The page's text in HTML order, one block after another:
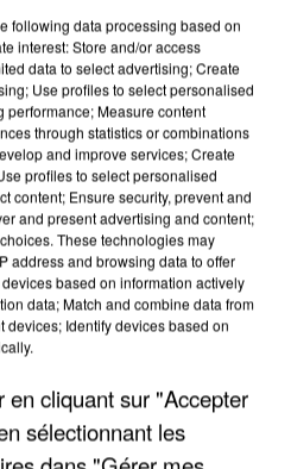
following data processing based on
interest: Store and/or access
data to select advertising; Create
Use profiles to select personalised
Measure content
through statistics or combinations
and improve services; Create
profiles to select personalised
content; Ensure security, prevent and
and present advertising and content;
These technologies may
address and browsing data to offer
based on information actively
data; Match and combine data from
devices; Identify devices based on
en cliquant sur "Accepter
sélectionnant les